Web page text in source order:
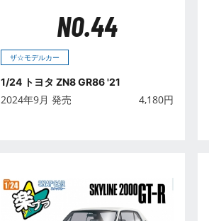
NO.44
ザ☆モデルカー
1/24 トヨタ ZN8 GR86 '21
2024年9月 発売 4,180円